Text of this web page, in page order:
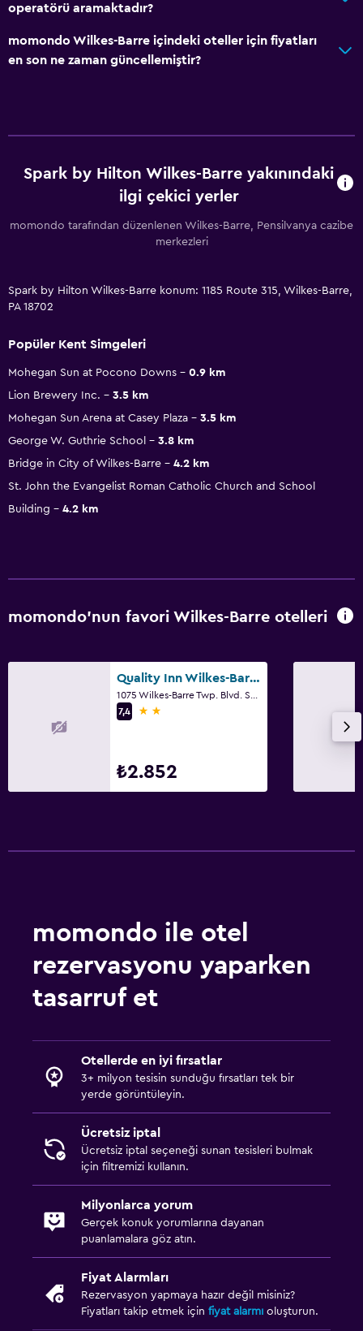
operatörü aramaktadır?
momondo Wilkes-Barre içindeki oteller için fiyatları
en son ne zaman güncellemiştir?
Spark by Hilton Wilkes-Barre yakınındaki
ilgi çekici yerler
momondo tarafından düzenlenen Wilkes-Barre, Pensilvanya cazibe
merkezleri
Spark by Hilton Wilkes-Barre konum: 1185 Route 315, Wilkes-Barre,
PA 18702
Popüler Kent Simgeleri
Mohegan Sun at Pocono Downs
0.9 km
Lion Brewery Inc.
3.5 km
Mohegan Sun Arena at Casey Plaza
3.5 km
George W. Guthrie School
3.8 km
Bridge in City of Wilkes-Barre
4.2 km
St. John the Evangelist Roman Catholic Church and School
Building
4.2 km
momondo'nun favori Wilkes-Barre otelleri
Quality Inn Wilkes-Barre near Arena
7,4
2 yıldız
₺2.852
momondo ile otel
rezervasyonu yaparken
tasarruf et
Otellerde en iyi fırsatlar
3+ milyon tesisin sunduğu fırsatları tek bir
yerde görüntüleyin.
Ücretsiz iptal
Ücretsiz iptal seçeneği sunan tesisleri bulmak
için filtremizi kullanın.
Milyonlarca yorum
Gerçek konuk yorumlarına dayanan
puanlamalara göz atın.
Fiyat Alarmları
Rezervasyon yapmaya hazır değil misiniz?
Fiyatları takip etmek için fiyat alarmı oluşturun.